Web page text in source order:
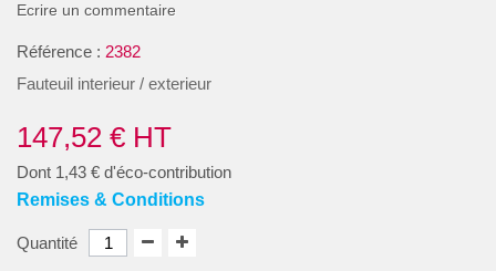
Ecrire un commentaire
Référence : 2382
Fauteuil interieur / exterieur
147,52 € HT
Dont 1,43 € d'éco-contribution
Remises & Conditions
Quantité